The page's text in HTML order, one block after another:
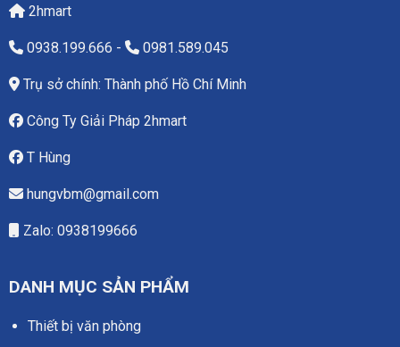
2hmart
0938.199.666 - 0981.589.045
Trụ sở chính: Thành phố Hồ Chí Minh
Công Ty Giải Pháp 2hmart
T Hùng
hungvbm@gmail.com
Zalo: 0938199666
DANH MỤC SẢN PHẨM
Thiết bị văn phòng